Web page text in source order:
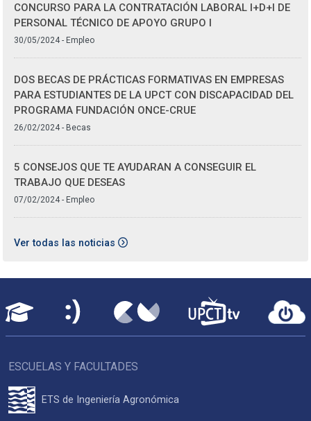
CONCURSO PARA LA CONTRATACIÓN LABORAL I+D+I DE
PERSONAL TÉCNICO DE APOYO GRUPO I
30/05/2024 - Empleo
DOS BECAS DE PRÁCTICAS FORMATIVAS EN EMPRESAS
PARA ESTUDIANTES DE LA UPCT CON DISCAPACIDAD DEL
PROGRAMA FUNDACIÓN ONCE-CRUE
26/02/2024 - Becas
5 CONSEJOS QUE TE AYUDARAN A CONSEGUIR EL
TRABAJO QUE DESEAS
07/02/2024 - Empleo
Ver todas las noticias
ESCUELAS Y FACULTADES
ETS de Ingeniería Agronómica